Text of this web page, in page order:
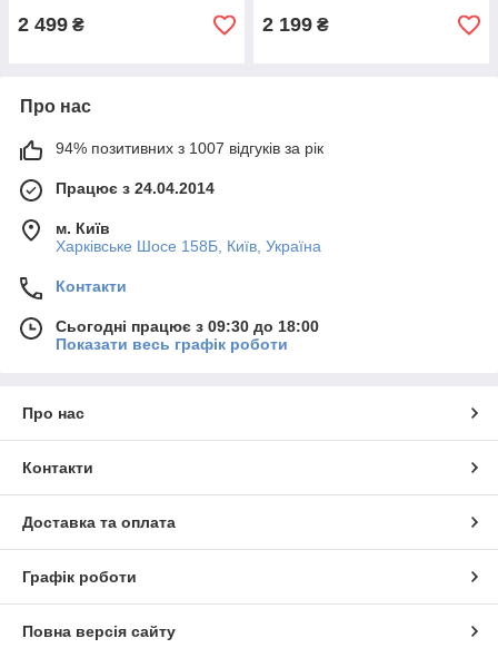
2 499 ₴ 2 199 ₴
Про нас
94% позитивних з 1007 відгуків за рік
Працює з 24.04.2014
м. Київ
Харківське Шосе 158Б, Київ, Україна
Контакти
Сьогодні працює з 09:30 до 18:00
Показати весь графік роботи
Про нас
Контакти
Доставка та оплата
Графік роботи
Повна версія сайту